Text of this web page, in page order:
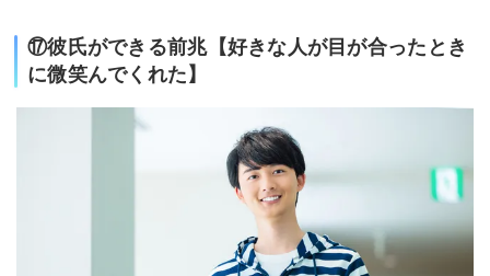
⑰彼氏ができる前兆【好きな人が目が合ったとき
に微笑んでくれた】